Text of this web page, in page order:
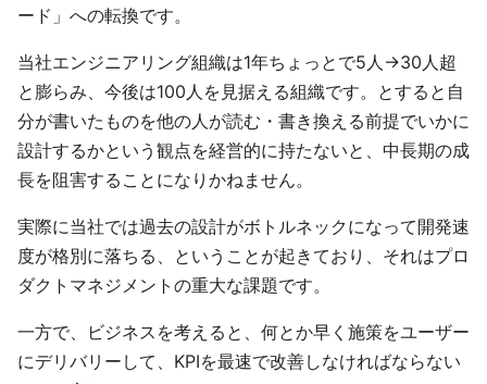
ード」への転換です。
当社エンジニアリング組織は1年ちょっとで5人→30人超
と膨らみ、今後は100人を見据える組織です。とすると自
分が書いたものを他の人が読む・書き換える前提でいかに
設計するかという観点を経営的に持たないと、中長期の成
長を阻害することになりかねません。
実際に当社では過去の設計がボトルネックになって開発速
度が格別に落ちる、ということが起きており、それはプロ
ダクトマネジメントの重大な課題です。
一方で、ビジネスを考えると、何とか早く施策をユーザー
にデリバリーして、KPIを最速で改善しなければならない